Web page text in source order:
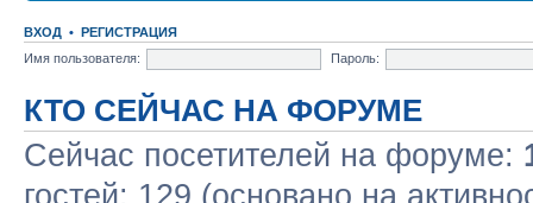
ВХОД • РЕГИСТРАЦИЯ
Имя пользователя:
Пароль:
КТО СЕЙЧАС НА ФОРУМЕ
Сейчас посетителей на форуме:
гостей: 129 (основано на